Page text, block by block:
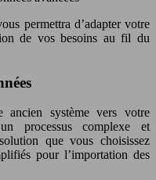
permettra d’adapter votre
de vos besoins au fil du
ancien système vers votre
processus complexe et
que vous choisissez
pour l’importation des